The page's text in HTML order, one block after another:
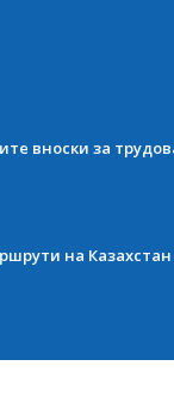
вноски за
на Казахстан